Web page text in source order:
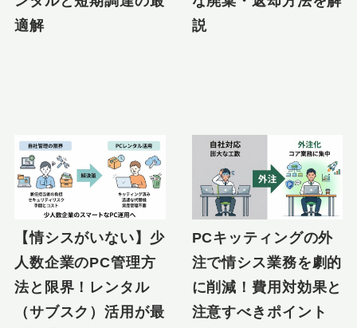
適解
説
【情シスがいない】少
人数企業のPC管理方
法と限界！レンタル
（サブスク）活用が最
PCキッティングの外
注で情シス業務を劇的
に削減！費用対効果と
注意すべきポイント